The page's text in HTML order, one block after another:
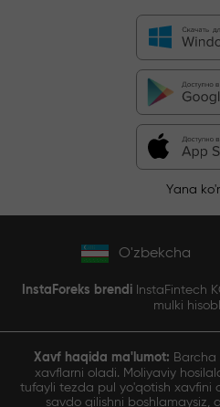
Yana
O'zbekcha
InstaForeks brendi InstaFintech
mulki
Xavf haqida ma'lumot: Barcha
xavflarni oladi. Moliyaviy
tufayli tezda pul yo'qotish xavfini
savdo qilishni boshlamaysiz,